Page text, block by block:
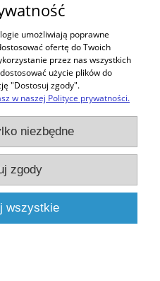
złumożliwiają poprawne
ofertę do Twoich
przez nas wszystkich
użycie plików do
"Dostosuj zgody".
w naszej Polityce prywatności.
niezbędne
zgody
wszystkie